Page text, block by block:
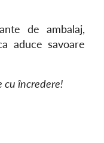
de ambalaj,
aduce savoare
cu încredere!